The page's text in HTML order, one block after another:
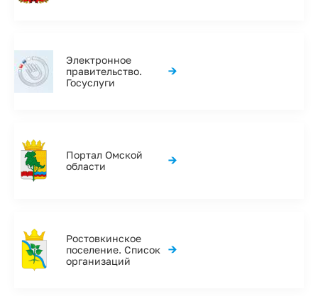
Электронное
правительство.
Госуслуги
→
Портал Омской
области
→
Ростовкинское
поселение. Список
организаций
→